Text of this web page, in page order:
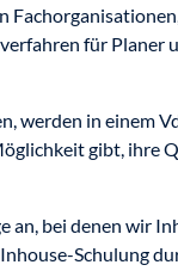
für Planer
werden in einem
gibt, ihre
bei denen wir
Schulung